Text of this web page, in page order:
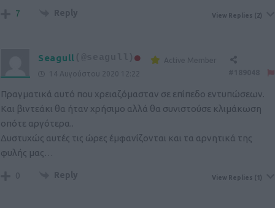
7 Reply View Replies (2)
Seagull
Active Member
14 Αυγούστου 2020 12:22
Πραγματικά αυτό που χρειαζόμασταν σε επίπεδο εντυπώσεων.
Και βιντεάκι θα ήταν χρήσιμο αλλά θα συνιστούσε κλιμάκωση
οπότε αργότερα..
Δυστυχώς αυτές τις ώρες έμφανίζονται και τα αρνητικά της
φυλής μας…
0 Reply View Replies (1)